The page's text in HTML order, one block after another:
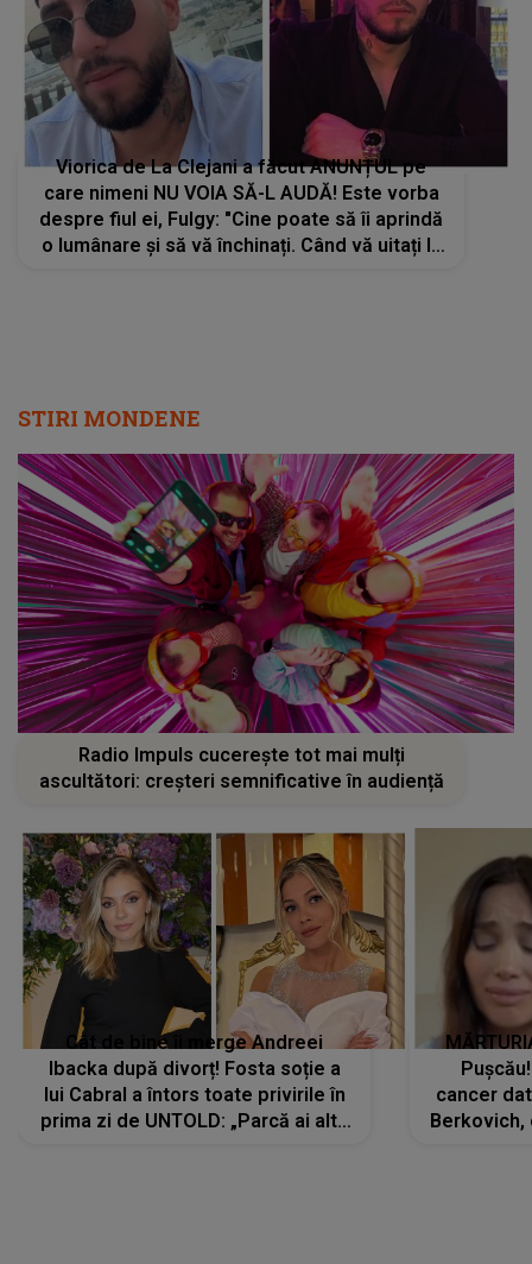
Viorica de La Clejani a făcut ANUNȚUL pe
care nimeni NU VOIA SĂ-L AUDĂ! Este vorba
despre fiul ei, Fulgy: "Cine poate să îi aprindă
o lumânare și să vă închinați. Când vă uitați la
STIRI MONDENE
Radio Impuls cucerește tot mai mulți
ascultători: creșteri semnificative în audiență
Cât de bine îi merge Andreei
Ibacka după divorț! Fosta soție a
lui Cabral a întors toate privirile în
prima zi de UNTOLD: „Parcă ai altă
cancer
Berkovich,